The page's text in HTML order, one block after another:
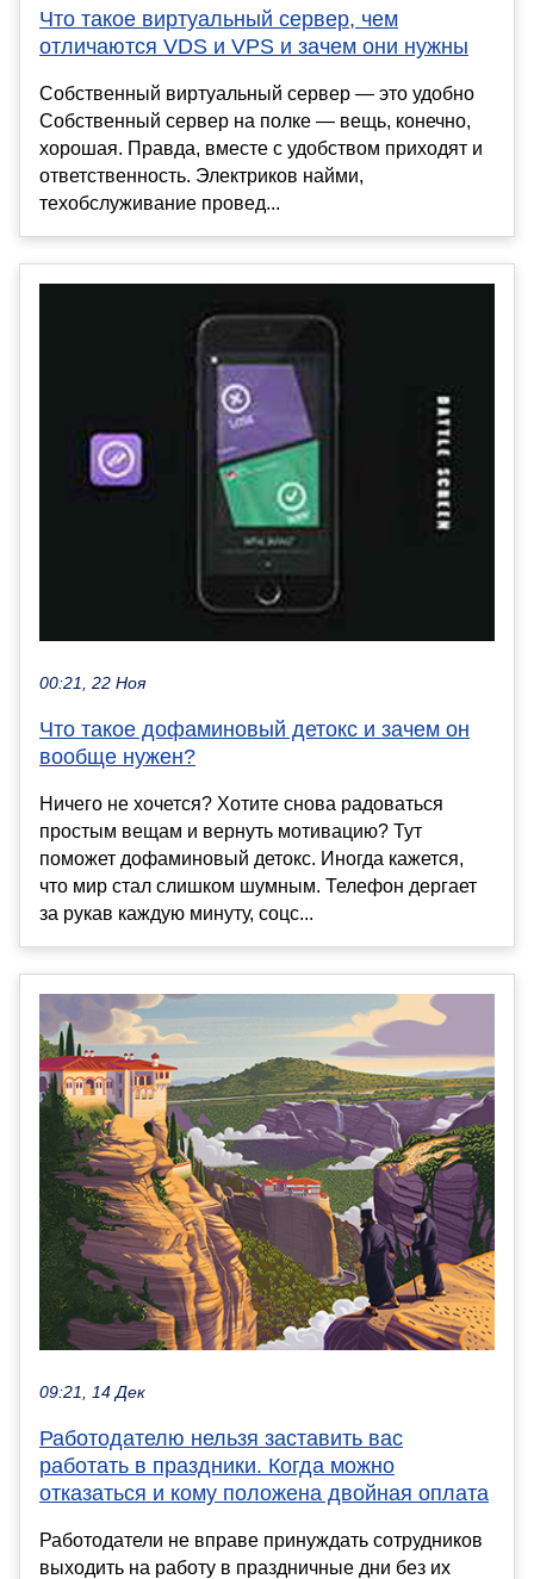
Что такое виртуальный сервер, чем
отличаются VDS и VPS и зачем они нужны
Собственный виртуальный сервер — это удобно
Собственный сервер на полке — вещь, конечно,
хорошая. Правда, вместе с удобством приходят и
ответственность. Электриков найми,
техобслуживание провед...
00:21, 22 Ноя
Что такое дофаминовый детокс и зачем он
вообще нужен?
Ничего не хочется? Хотите снова радоваться
простым вещам и вернуть мотивацию? Тут
поможет дофаминовый детокс. Иногда кажется,
что мир стал слишком шумным. Телефон дергает
за рукав каждую минуту, соцс...
09:21, 14 Дек
Работодателю нельзя заставить вас
работать в праздники. Когда можно
отказаться и кому положена двойная оплата
Работодатели не вправе принуждать сотрудников
выходить на работу в праздничные дни без их